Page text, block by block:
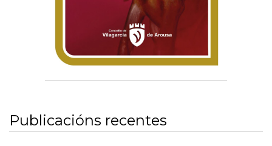
Publicacións recentes